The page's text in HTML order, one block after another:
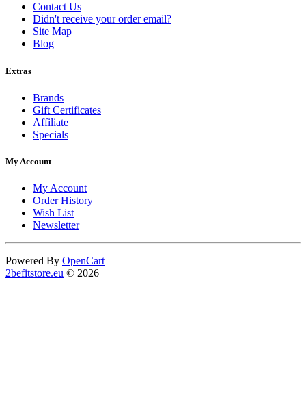
Contact Us
Didn't receive your order email?
Site Map
Blog
Extras
Brands
Gift Certificates
Affiliate
Specials
My Account
My Account
Order History
Wish List
Newsletter
Powered By OpenCart
2befitstore.eu © 2026